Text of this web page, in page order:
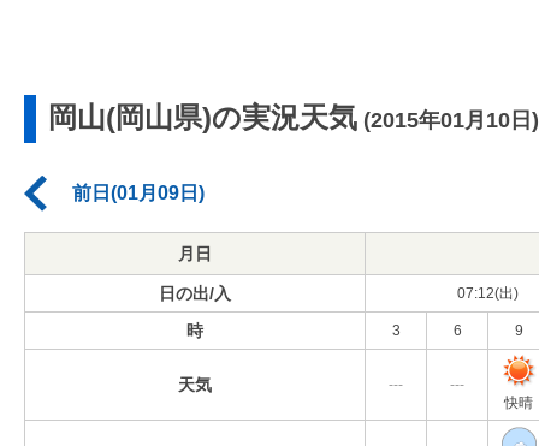
岡山(岡山県)の実況天気 (2015年01月10日)
前日(01月09日)
月日
日の出/入 07:12(出)
時 3 6 9
天気 ---
---
快晴